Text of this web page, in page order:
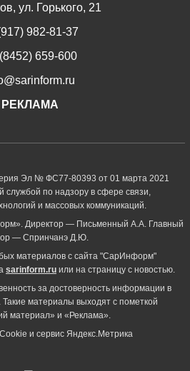
ул. Горького, 21
982-81-37
659-600
РЕКЛАМА
Эл № ФС77-80393 от 01 марта 2021
службой по надзору в сфере связи,
и массовых коммуникаций.
Директор — Письменный А.А. Главный
— Спринчанэ Д.Ю.
материалов с сайта "СарИнформ"
sarinform.ru или на страницу с новостью.
за достоверность информации в
материалы выходят с пометкой
материал» и «Реклама».
и сервиc Яндекс.Метрика